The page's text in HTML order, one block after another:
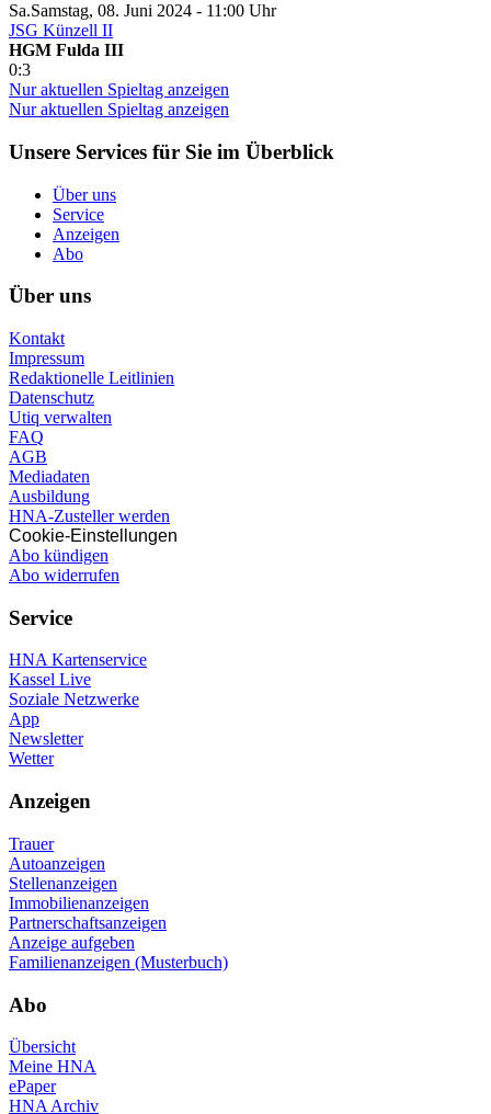
Sa.Samstag, 08. Juni 2024 - 11:00 Uhr
JSG Künzell II
HGM Fulda III
0:3
Nur aktuellen Spieltag anzeigen
Nur aktuellen Spieltag anzeigen
Unsere Services für Sie im Überblick
Über uns
Service
Anzeigen
Abo
Über uns
Kontakt
Impressum
Redaktionelle Leitlinien
Datenschutz
Utiq verwalten
FAQ
AGB
Mediadaten
Ausbildung
HNA-Zusteller werden
Cookie-Einstellungen
Abo kündigen
Abo widerrufen
Service
HNA Kartenservice
Kassel Live
Soziale Netzwerke
App
Newsletter
Wetter
Anzeigen
Trauer
Autoanzeigen
Stellenanzeigen
Immobilienanzeigen
Partnerschaftsanzeigen
Anzeige aufgeben
Familienanzeigen (Musterbuch)
Abo
Übersicht
Meine HNA
ePaper
HNA Archiv